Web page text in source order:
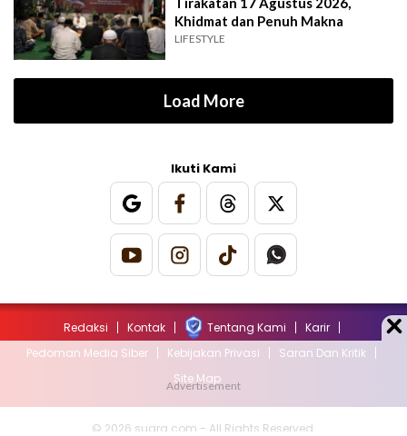
Khidmat dan Penuh Makna
LIFESTYLE
Load More
Ikuti Kami
Redaksi Kontak Tentang Kami
Karir
Pedoman Media Siber
Kebijakan Privasi
Saran Dan Kritik
Site Map
© 2026 suara.com - All Rights Reserved.